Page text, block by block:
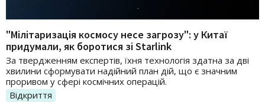
"Мілітаризація космосу несе загрозу": у Китаї
придумали, як боротися зі Starlink
За твердженням експертів, їхня технологія здатна за дві
хвилини сформувати надійний план дій, що є значним
проривом у сфері космічних операцій.
Відкриття